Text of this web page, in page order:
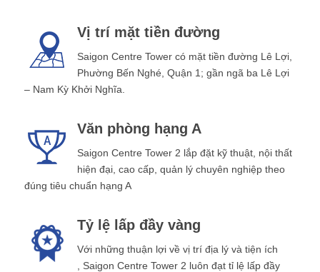
Vị trí mặt tiền đường
Saigon Centre Tower có mặt tiền đường Lê Lợi,
Phường Bến Nghé, Quận 1; gần ngã ba Lê Lợi
– Nam Kỳ Khởi Nghĩa.
Văn phòng hạng A
Saigon Centre Tower 2 lắp đặt kỹ thuật, nội thất
hiện đại, cao cấp, quản lý chuyên nghiệp theo
đúng tiêu chuẩn hạng A
Tỷ lệ lấp đầy vàng
Với những thuận lợi về vị trí địa lý và tiện ích
, Saigon Centre Tower 2 luôn đạt tỉ lệ lấp đầy